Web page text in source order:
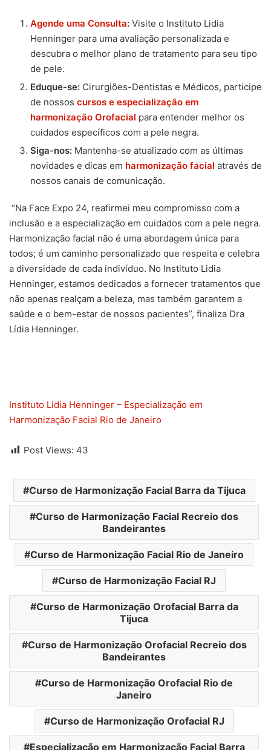
Agende uma Consulta: Visite o Instituto Lidia
Henninger para uma avaliação personalizada e
descubra o melhor plano de tratamento para seu tipo
de pele.
Eduque-se: Cirurgiões-Dentistas e Médicos, participe
de nossos cursos e especialização em
harmonização Orofacial para entender melhor os
cuidados específicos com a pele negra.
Siga-nos: Mantenha-se atualizado com as últimas
novidades e dicas em harmonização facial através de
nossos canais de comunicação.
“Na Face Expo 24, reafirmei meu compromisso com a
inclusão e a especialização em cuidados com a pele negra.
Harmonização facial não é uma abordagem única para
todos; é um caminho personalizado que respeita e celebra
a diversidade de cada indivíduo. No Instituto Lidia
Henninger, estamos dedicados a fornecer tratamentos que
não apenas realçam a beleza, mas também garantem a
saúde e o bem-estar de nossos pacientes”, finaliza Dra
Lídia Henninger.
Instituto Lidia Henninger – Especialização em
Harmonização Facial Rio de Janeiro
Post Views: 43
Curso de Harmonização Facial Barra da Tijuca
Curso de Harmonização Facial Recreio dos
Bandeirantes
Curso de Harmonização Facial Rio de Janeiro
Curso de Harmonização Facial RJ
Curso de Harmonização Orofacial Barra da
Tijuca
Curso de Harmonização Orofacial Recreio dos
Bandeirantes
Curso de Harmonização Orofacial Rio de
Janeiro
Curso de Harmonização Orofacial RJ
Especialização em Harmonização Facial Barra